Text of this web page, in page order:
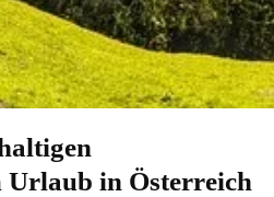
Urlaub in Österreich